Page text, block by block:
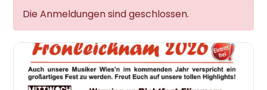
Die Anmeldungen sind geschlossen.